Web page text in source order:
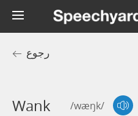
رجوع
Wank /wæŋk/